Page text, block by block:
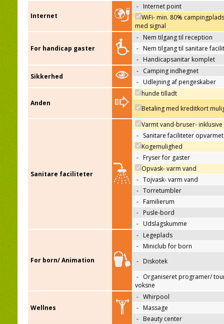
Internet
- Internet point
WiFi- min. 80%
med signal
For handicap gaster
- Nem tilgang til reception
- Nem tilgang til sanitare
- Handicapsanitar komplet
Sikkerhed
- Camping indhegnet
- Udlejning af pengeskaber
Anden
hunde tilladt
Betaling med kreditkort
Sanitare faciliteter
Varmt vand-bruser- inklusive
- Sanitare faciliteter opvarmet
Kogemulighed
- Fryser for gaster
Opvask- varm vand
- Tojvask- varm vand
- Torretumbler
- Familierum
- Pusle-bord
- Udslagskumme
For born/ Animation
- Legeplads
- Miniclub for born
- Diskotek
- Organiseret programer/
voksne
Wellnes
- Whirpool
- Massage
- Beauty center